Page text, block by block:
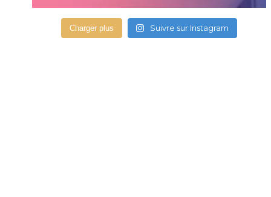
Charger plus Suivre sur Instagram